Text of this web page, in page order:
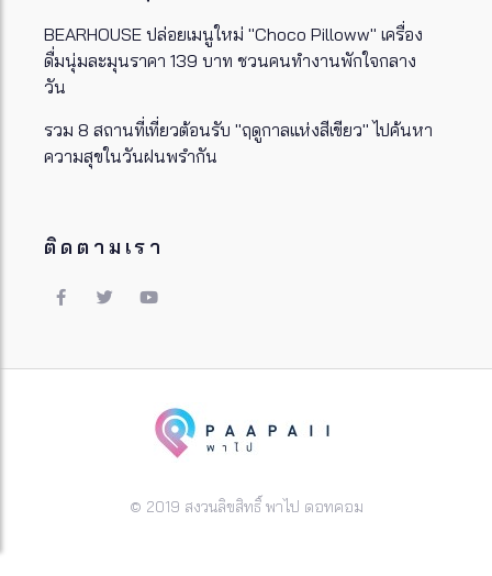
BEARHOUSE ปล่อยเมนูใหม่ "Choco Pilloww" เครื่อง
ดื่มนุ่มละมุนราคา 139 บาท ชวนคนทำงานพักใจกลาง
วัน
รวม 8 สถานที่เที่ยวต้อนรับ "ฤดูกาลแห่งสีเขียว" ไปค้นหา
ความสุขในวันฝนพรำกัน
ติดตามเรา
© 2019 สงวนลิขสิทธิ์ พาไป ดอทคอม